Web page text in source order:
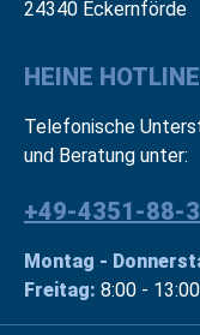
24340 Eckernförde
HEINE HOTLINE
Telefonische
und Beratung unter:
+49-4351-88-
Montag -
Freitag: 8:00 -